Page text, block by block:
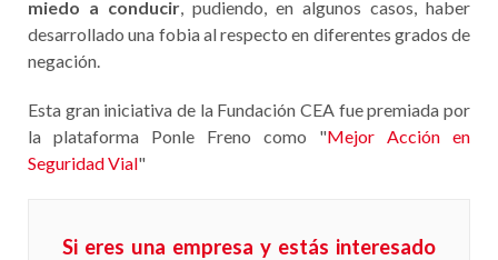
miedo a conducir, pudiendo, en algunos casos, haber
desarrollado una fobia al respecto en diferentes grados de
negación.
Esta gran iniciativa de la Fundación CEA fue premiada por
la plataforma Ponle Freno como "Mejor Acción en
Seguridad Vial"
Si eres una empresa y estás interesado